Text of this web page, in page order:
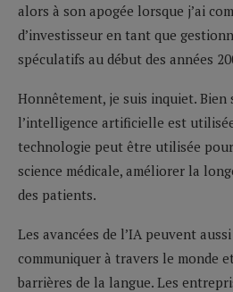
alors à son apogée lorsque j’ai
d’investisseur en tant que
spéculatifs au début des années
Honnêtement, je suis inquiet. Bien
l’intelligence artificielle est
technologie peut être utilisée
science médicale, améliorer la
des patients.
Les avancées de l’IA peuvent
communiquer à travers le monde
barrières de la langue. Les